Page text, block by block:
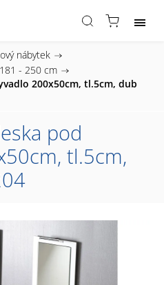
nábytek /
- 250 cm /
200x50cm, tl.5cm, dub
pod
tl.5cm,